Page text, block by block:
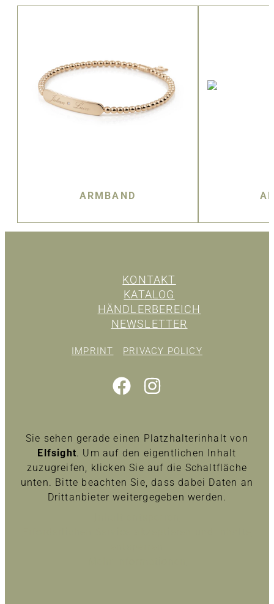
ARMBAND
KONTAKT
KATALOG
HÄNDLERBEREICH
NEWSLETTER
IMPRINT PRIVACY POLICY
Sie sehen gerade einen Platzhalterinhalt von
Elfsight. Um auf den eigentlichen Inhalt
zuzugreifen, klicken Sie auf die Schaltfläche
unten. Bitte beachten Sie, dass dabei Daten an
Drittanbieter weitergegeben werden.